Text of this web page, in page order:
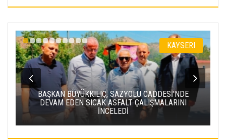
KAYSERI
BAŞKAN BÜYÜKKILIÇ, SAZYOLU CADDESİ’NDE
DEVAM EDEN SICAK ASFALT ÇALIŞMALARINI
İNCELEDİ